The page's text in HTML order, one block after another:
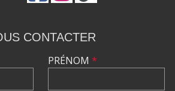
CONTACTER
PRÉNOM *